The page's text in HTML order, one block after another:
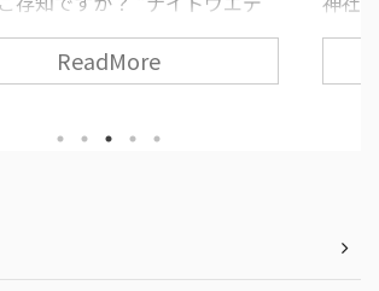
って結婚式への考え方が違うって聞
いたことあるけれど、何か気をつけな
といけないことあるのかな？」 なん
す！ 今回は、函館で神社挙式をしたい
ReadMore